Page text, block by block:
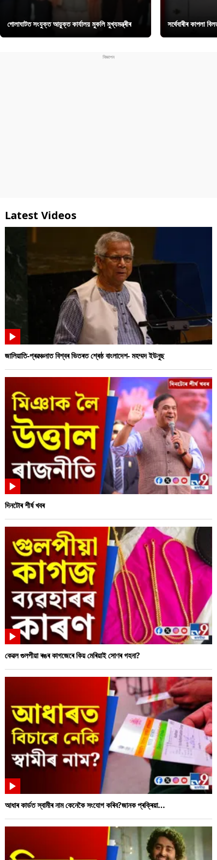
গোলাঘাটত সংযুক্ত আয়ুক্ত কাৰ্যালয় মুকলি মুখ্যমন্ত্ৰীৰ সৰ্থেবাৰীৰ কাপলা
Latest Videos
জালিয়াতি-প্ৰৱঞ্চনাত বিশ্বৰ ভিতৰত শ্ৰেষ্ঠ বাংলাদেশ- মহম্মদ ইউনুছ
দিনটোৰ শীৰ্ষ খবৰ
কেৱল গুলপীয়া ৰঙৰ কাগজেৰে কিয় মেৰিয়াই সোণৰ গহনা?
আধাৰ কাৰ্ডত স্বামীৰ নাম কেনেকৈ সংযোগ কৰিব?জানক প্ৰক্ৰিয়া...